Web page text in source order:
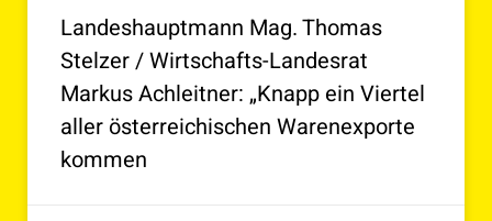
Landeshauptmann Mag. Thomas
Stelzer / Wirtschafts-Landesrat
Markus Achleitner: „Knapp ein Viertel
aller österreichischen Warenexporte
kommen